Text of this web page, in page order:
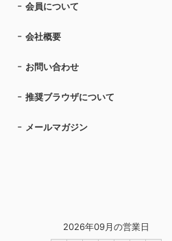
2026年09月の営業日
会員について
会社概要
お問い合わせ
推奨ブラウザについて
メールマガジン